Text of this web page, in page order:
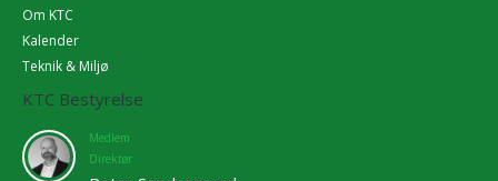
Om KTC
Kalender
Teknik & Miljø
KTC Bestyrelse
Medlem
Direktør